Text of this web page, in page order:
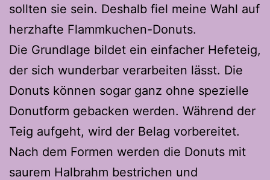
sollten sie sein. Deshalb fiel meine Wahl auf
herzhafte Flammkuchen-Donuts.
Die Grundlage bildet ein einfacher Hefeteig,
der sich wunderbar verarbeiten lässt. Die
Donuts können sogar ganz ohne spezielle
Donutform gebacken werden. Während der
Teig aufgeht, wird der Belag vorbereitet.
Nach dem Formen werden die Donuts mit
saurem Halbrahm bestrichen und